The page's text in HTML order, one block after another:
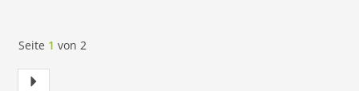
Seite 1 von 2